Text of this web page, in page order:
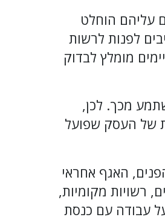
עליהם הוחלט
חייבים לפנות לרשות
מומלץ לבדוק
מכך. לכן,
של העסק שפועל
האגף אחראי
רשויות מקומיות,
עבודה עם כנסת